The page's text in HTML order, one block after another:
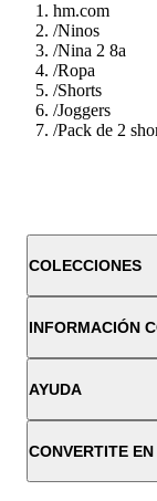
hm.com
/Ninos
/Nina 2 8a
/Ropa
/Shorts
/Joggers
/Pack de 2
COLECCIONES
INFORMACIÓN
AYUDA
CONVERTITE